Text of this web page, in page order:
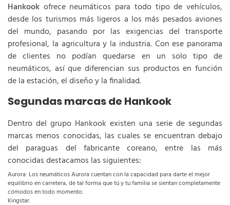
Hankook ofrece neumáticos para todo tipo de vehículos,
desde los turismos más ligeros a los más pesados aviones
del mundo, pasando por las exigencias del transporte
profesional, la agricultura y la industria. Con ese panorama
de clientes no podían quedarse en un solo tipo de
neumáticos, así que diferencian sus productos en función
de la estación, el diseño y la finalidad.
Segundas marcas de Hankook
Dentro del grupo Hankook existen una serie de segundas
marcas menos conocidas, las cuales se encuentran debajo
del paraguas del fabricante coreano, entre las más
conocidas destacamos las siguientes:
Aurora: Los neumáticos Aurora cuentan con la capacidad para darte el mejor
equilibrio en carretera, de tal forma que tú y tu familia se sientan completamente
cómodos en todo momento.
Kingstar.